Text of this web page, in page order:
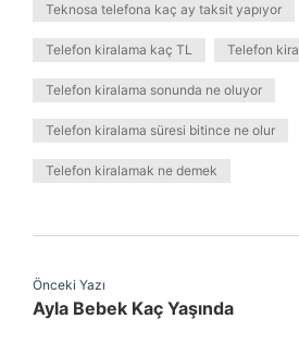
Teknosa telefona kaç ay taksit yapıyor
Telefon kiralama kaç TL Telefon
Telefon kiralama sonunda ne oluyor
Telefon kiralama süresi bitince ne olur
Telefon kiralamak ne demek
Önceki Yazı
Ayla Bebek Kaç Yaşında